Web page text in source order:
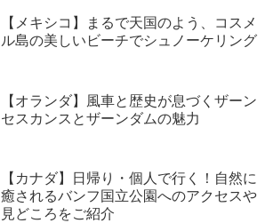
【メキシコ】まるで天国のよう、コスメ
ル島の美しいビーチでシュノーケリング
【オランダ】風車と歴史が息づくザーン
セスカンスとザーンダムの魅力
【カナダ】日帰り・個人で行く！自然に
癒されるバンフ国立公園へのアクセスや
見どころをご紹介